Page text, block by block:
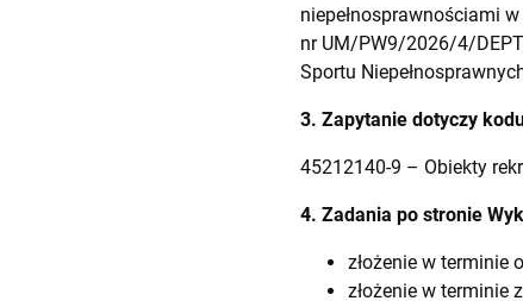
niepełnosprawnościami
nr UM/PW9/2026/4/
Sportu
3. Zapytanie dotyczy
45212140-9 – Obiekty
4. Zadania po stronie
złożenie w terminie
złożenie w terminie